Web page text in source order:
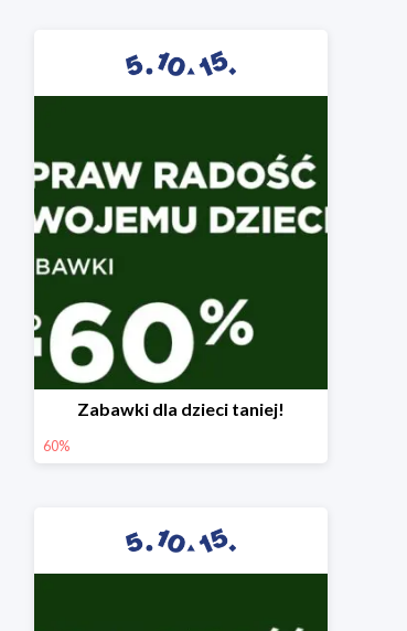
Zabawki dla dzieci taniej!
60%